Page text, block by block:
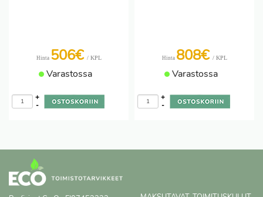
Hinta 506€ / KPL
Varastossa
-
+
Hinta 808€ / KPL
Varastossa
-
+